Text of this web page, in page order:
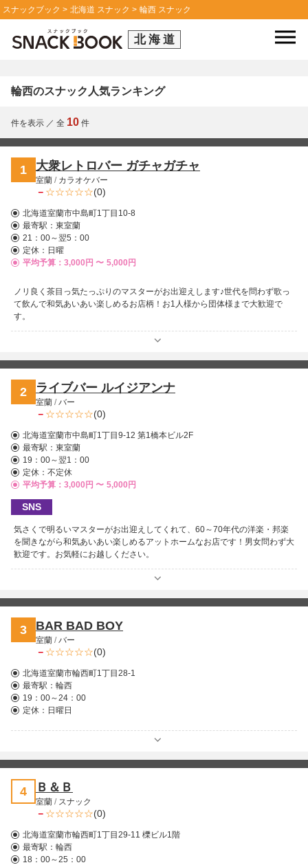
スナックブック 北海道 スナック 輪西 スナック
北海道
輪西のスナック人気ランキング
件を表示 ／ 全 10 件
1 大衆レトロバー ガチャガチャ
室蘭 / カラオケバー
－ (0)
北海道室蘭市中島町1丁目10-8
最寄駅： 東室蘭
21：00～翌5：00
定休：日曜
平均予算：3,000円 〜 5,000円
ノリ良く茶目っ気たっぷりのマスターがお出迎えします♪世代を問わず歌っ
て飲んで和気あいあい楽しめるお店柄！お1人様から団体様まで大歓迎で
す。
2 ライブバー ルイジアンナ
室蘭 /バー
－ (0)
北海道室蘭市中島町1丁目9-12 第1橋本ビル2F
最寄駅： 東室蘭
19：00～翌1：00
定休：不定休
平均予算：3,000円 〜 5,000円
SNS
気さくで明るいマスターがお出迎えしてくれて、60～70年代の洋楽・邦楽
を聞きながら和気あいあい楽しめるアットホームなお店です！男女問わず大
歓迎です。お気軽にお越しください。
3 BAR BAD BOY
室蘭 /バー
－ (0)
北海道室蘭市輪西町1丁目28-1
最寄駅： 輪西
19：00～24：00
定休：日曜日
4 Ｂ＆Ｂ
室蘭 / スナック
－ (0)
北海道室蘭市輪西町1丁目29-11 櫟ビル1階
最寄駅： 輪西
18：00～25：00